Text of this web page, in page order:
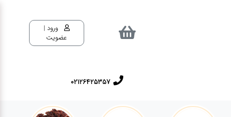
ورود |
عضویت
02126425357